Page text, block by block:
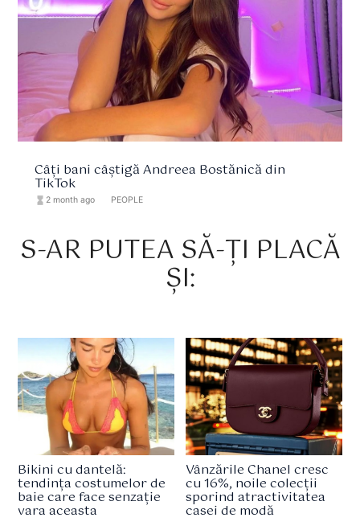
Câți bani câștigă Andreea Bostănică din
TikTok
hourglass_full 2 month ago PEOPLE
S-AR PUTEA SĂ-ȚI PLACĂ
ȘI:
Bikini cu dantelă:
tendința costumelor de
baie care face senzație
vara aceasta
Vânzările Chanel cresc
cu 16%, noile colecții
sporind atractivitatea
casei de modă